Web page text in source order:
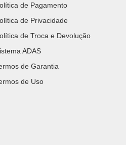
de Pagamento
de Privacidade
de Troca e Devolução
ADAS
de Garantia
de Uso